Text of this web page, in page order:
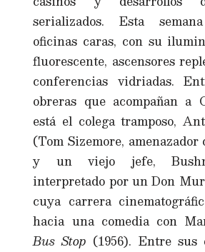
serializados. Esta
oficinas caras, con su
fluorescente, ascensores
conferencias vidriadas.
obreras que acompañan a
está el colega tramposo,
(Tom Sizemore, amenazador
y un viejo jefe,
interpretado por un Don
cuya carrera
hacia una comedia con
Bus Stop (1956). Entre sus